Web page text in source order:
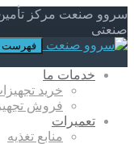
سروو صنعت مرکز تأمین
صنعتی
فهرست
خدمات ما
خرید
فروش
تعمیرات
منابع تغذیه